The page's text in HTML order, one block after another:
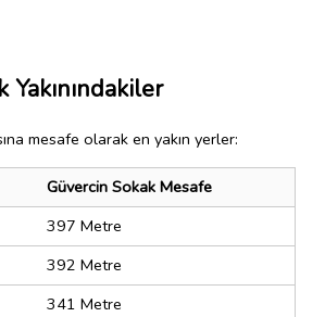
mesafe olarak en yakın yerler:
Güvercin Sokak Mesafe
397 Metre
392 Metre
341 Metre